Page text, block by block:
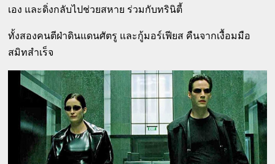
เอง และดิ่งกลับไปช่วยสหาย ร่วมกับทรินิตี้
ทั้งสองคนตีฝ่าดินแดนศัตรู และกู้มอร์เฟียส คืนจากเงื้อมมือ
สมิทสำเร็จ